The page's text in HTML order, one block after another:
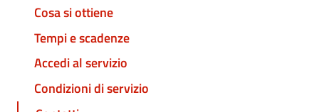
Cosa si ottiene
Tempi e scadenze
Accedi al servizio
Condizioni di servizio